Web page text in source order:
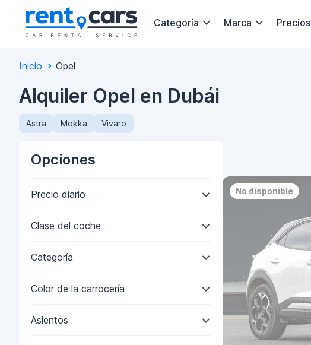
Categoría Marca Precios
Inicio Opel
Alquiler Opel en Dubái
Astra Mokka Vivaro
Opciones
Precio diario
Clase del coche
Categoría
Color de la carrocería
Asientos
No disponible